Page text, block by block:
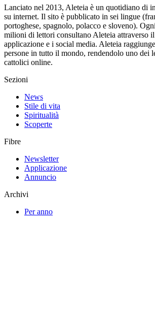
Lanciato nel 2013, Aleteia è un quotidiano di
su internet. Il sito è pubblicato in sei lingue
portoghese, spagnolo, polacco e sloveno).
milioni di lettori consultano Aleteia attraverso
applicazione e i social media. Aleteia
persone in tutto il mondo, rendendolo uno dei
cattolici online.
Sezioni
News
Stile di vita
Spiritualità
Scoperte
Fibre
Newsletter
Applicazione
Annuncio
Archivi
Per anno